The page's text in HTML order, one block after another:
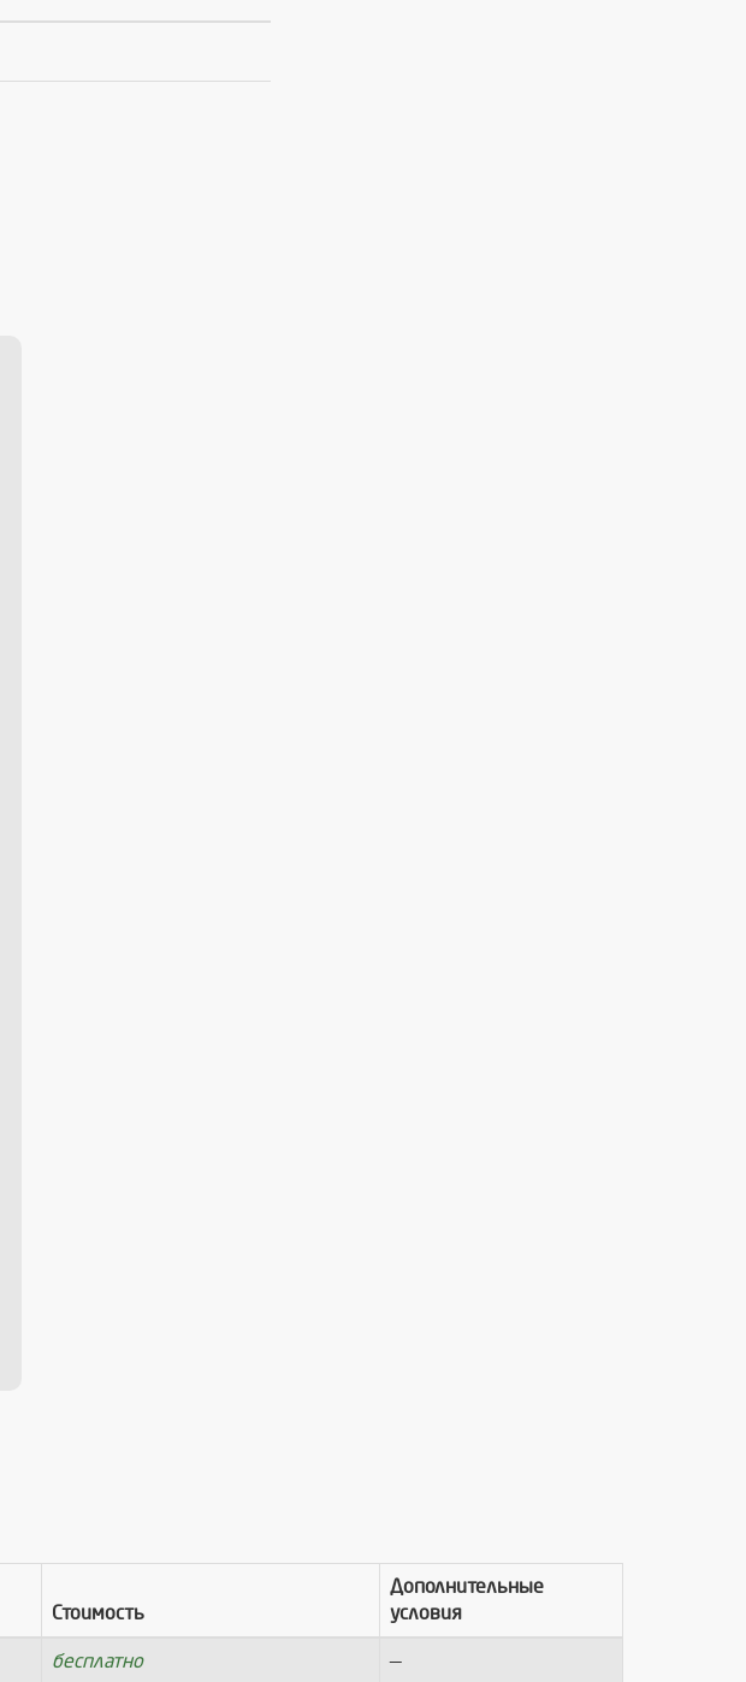
Стоимость
Дополнительные
условия
бесплатно —